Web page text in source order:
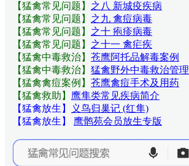
【猛禽常见问题 】 之八 新城疫疾病
【猛禽常见问题 】 之九 禽痘病毒
【猛禽常见问题 】 之十 疱疹病毒
【猛禽常见问题 】 之十一 禽疟疾
【猛禽中毒救治】 苍鹰阿托品解毒案例
【猛禽中毒救治】 猛禽野外中毒救治管理
【猛禽禽痘案例】 苍鹰禽痘手术及用药
【猛禽救助】 鹰隼类常见疾病简介
【猛禽放生】
义鸟归巢记 (红隼)
【猛禽放生】
鹰鹘苑会员放生专版